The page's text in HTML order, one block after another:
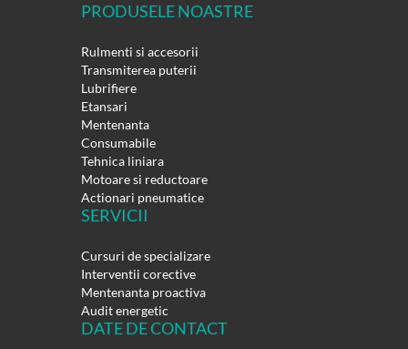
PRODUSELE NOASTRE
Rulmenti si accesorii
Transmiterea puterii
Lubrifiere
Etansari
Mentenanta
Consumabile
Tehnica liniara
Motoare si reductoare
Actionari pneumatice
SERVICII
Cursuri de specializare
Interventii corective
Mentenanta proactiva
Audit energetic
DATE DE CONTACT